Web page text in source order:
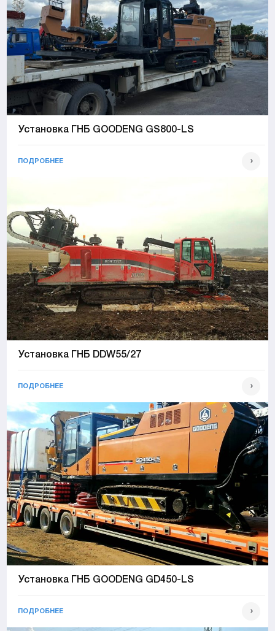
Установка ГНБ GOODENG GS800-LS
ПОДРОБНЕЕ
Установка ГНБ DDW55/27
ПОДРОБНЕЕ
Установка ГНБ GOODENG GD450-LS
ПОДРОБНЕЕ